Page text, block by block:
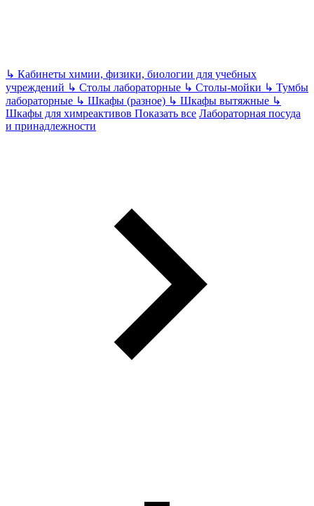
↳ Кабинеты химии, физики, биологии для учебных
учреждений ↳ Столы лабораторные ↳ Столы-мойки ↳ Тумбы
лабораторные ↳ Шкафы (разное) ↳ Шкафы вытяжные ↳
Шкафы для химреактивов Показать все Лабораторная посуда
и принадлежности